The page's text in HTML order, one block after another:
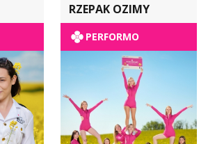
RZEPAK OZIMY
PERFORMO